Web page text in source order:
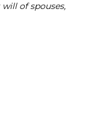
of spouses,